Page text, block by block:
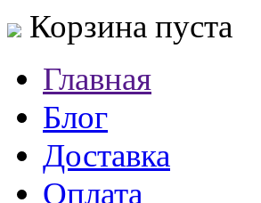
Корзина пуста
Главная
Блог
Доставка
Оплата